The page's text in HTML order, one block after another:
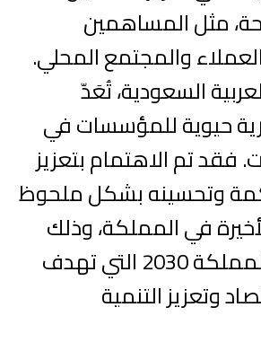
مثل المساهمين
والمجتمع المحلي.
السعودية، تُعَدّ
حيوية للمؤسسات في
فقد تم الاهتمام بتعزيز
وتحسينه بشكل ملحوظ
في المملكة، وذلك
لتحقيق رؤية المملكة 2030 التي تهدف
وتعزيز التنمية